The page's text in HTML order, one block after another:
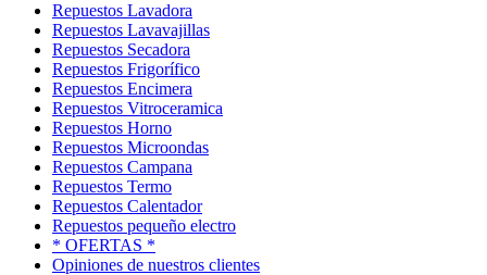
Repuestos Lavadora
Repuestos Lavavajillas
Repuestos Secadora
Repuestos Frigorífico
Repuestos Encimera
Repuestos Vitroceramica
Repuestos Horno
Repuestos Microondas
Repuestos Campana
Repuestos Termo
Repuestos Calentador
Repuestos pequeño electro
* OFERTAS *
Opiniones de nuestros clientes